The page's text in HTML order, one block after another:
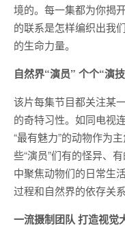
境的。每一集都为你揭
的联系是怎样编织出我
的生命力量。
自然界“演员” 个个“演
该片每集节目都关注某
的奇特习性。如同电视
“最有魅力”的动物作为
些“演员”们有的怪异、
中聚焦动物们的日常生
过程和自然界的依存关系
一流摄制团队 打造视觉